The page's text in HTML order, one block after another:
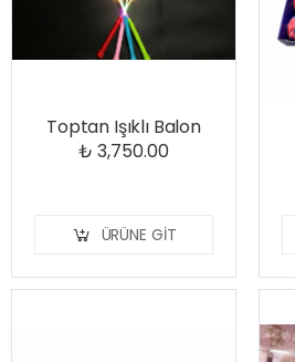
Toptan Işıklı Balon
₺ 3,750.00
ÜRÜNE GIT